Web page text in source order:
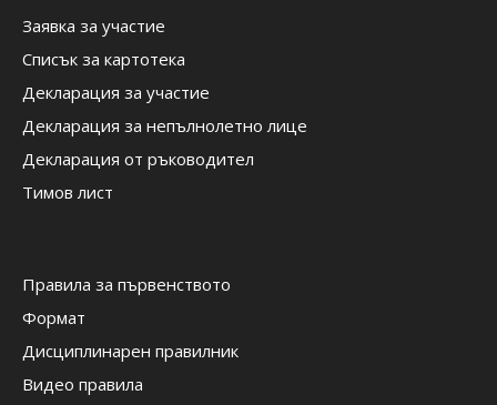
Заявка за участие
Списък за картотека
Декларация за участие
Декларация за непълнолетно лице
Декларация от ръководител
Тимов лист
Правила за първенството
Формат
Дисциплинарен правилник
Видео правила